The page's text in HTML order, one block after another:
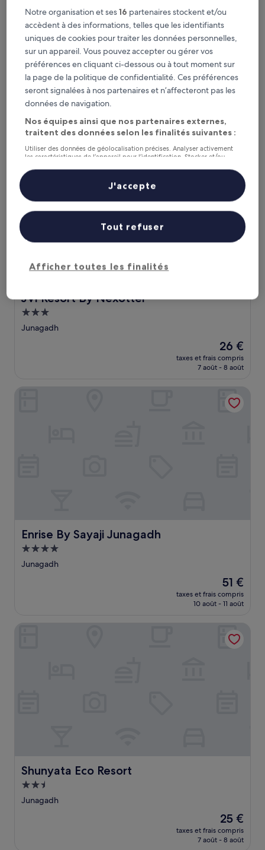
The Byke Suraj Club
The Byke Suraj Club
Hébergement
3.5 étoiles
Junagadh
5.4
sur
(3 avis)
5,4/10 (3 avis)
nouveau
prix
de
taxes et frais compris
12 août - 13 août
JVl Resort By Nexottel
JVl Resort By Nexottel
Hébergement
3.0 étoiles
Junagadh
Le
nouveau
prix
de
26 €
26 €
taxes et frais compris
7 août - 8 août
JVl Resort By Nexottel
Enrise By Sayaji Junagadh
Enrise By Sayaji Junagadh
Hébergement
4.0 étoiles
Junagadh
Le
nouveau
prix
de
51 €
51 €
taxes et frais compris
10 août - 11 août
Shunyata Eco Resort
Shunyata Eco Resort
Hébergement
2.5 étoiles
Junagadh
Le
nouveau
prix
25 €
taxes et frais compris
7 août - 8 août
Notre organisation et ses16 partenaires stockent et/ou
accèdent à des informations, telles que les identifiants
uniques de cookies pour traiter les données personnelles,
sur un appareil. Vous pouvez accepter ou gérer vos
préférences en cliquant ci-dessous ou à tout moment sur
la page de la politique de confidentialité. Ces préférences
seront signalées à nos partenaires et n’affecteront pas les
données de navigation.
Nos équipes ainsi que nos partenaires externes,
traitent des données selon les finalités suivantes :
Utiliser des données de géolocalisation précises. Analyser activement
les caractéristiques de l’appareil pour l’identification. Stocker et/ou
personnalisés, mesure de performance des publicités et du contenu,
études d’audience et développement de services.
Liste de nos partenaires (fournisseurs)
Afficher toutes les finalités
Tout refuser
J'accepte